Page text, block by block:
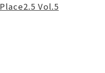
Place2.5 Vol.5